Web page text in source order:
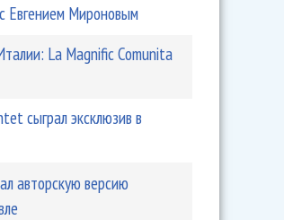
Евгением Мироновым
La Magnific Comunita
сыграл эксклюзив в
авторскую версию